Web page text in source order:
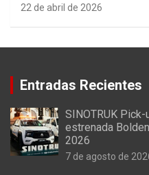
22 de abril de 2026
Entradas Recientes
SINOTRUK
estrenada
2026
7 de agosto de